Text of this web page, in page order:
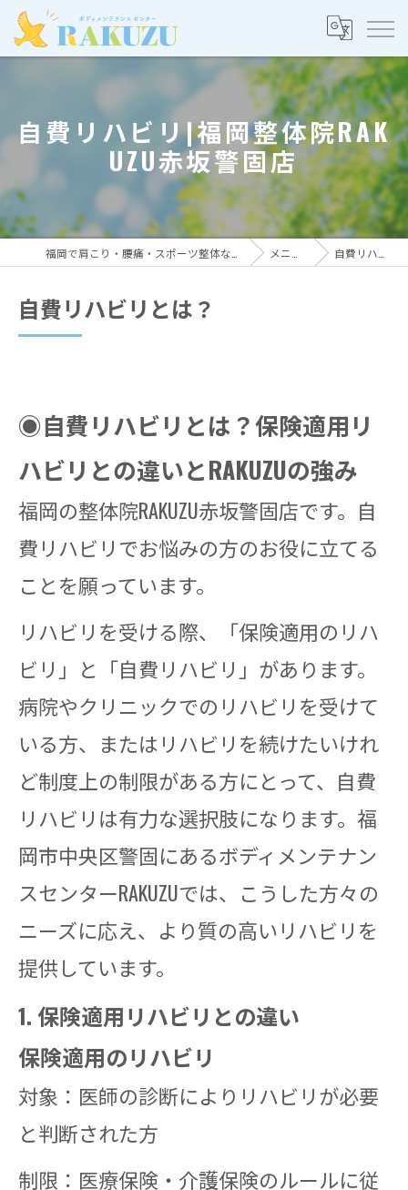
自費リハビリ|福岡整体院RAK
UZU赤坂警固店
メニュー 自費リハビリ
自費リハビリとは？
◉自費リハビリとは？保険適用リ
ハビリとの違いとRAKUZUの強み
福岡の整体院RAKUZU赤坂警固店です。自
費リハビリでお悩みの方のお役に立てる
ことを願っています。
リハビリを受ける際、「保険適用のリハ
ビリ」と「自費リハビリ」があります。
病院やクリニックでのリハビリを受けて
いる方、またはリハビリを続けたいけれ
ど制度上の制限がある方にとって、自費
リハビリは有力な選択肢になります。福
岡市中央区警固にあるボディメンテナン
スセンターRAKUZUでは、こうした方々の
ニーズに応え、より質の高いリハビリを
提供しています。
1. 保険適用リハビリとの違い
保険適用のリハビリ
対象：医師の診断によりリハビリが必要
と判断された方
制限：医療保険・介護保険のルールに従